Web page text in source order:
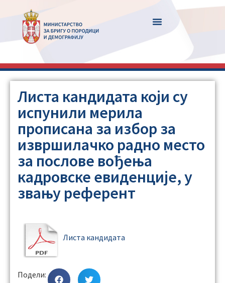
Листа кандидата који су
испунили мерила
прописана за избор за
извршилачко радно место
за послове вођења
кадровске евиденције, у
звању референт
Листа кандидата
Подели: